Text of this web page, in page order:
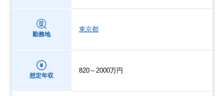
勤務地
東京都
想定年収
820～2000万円